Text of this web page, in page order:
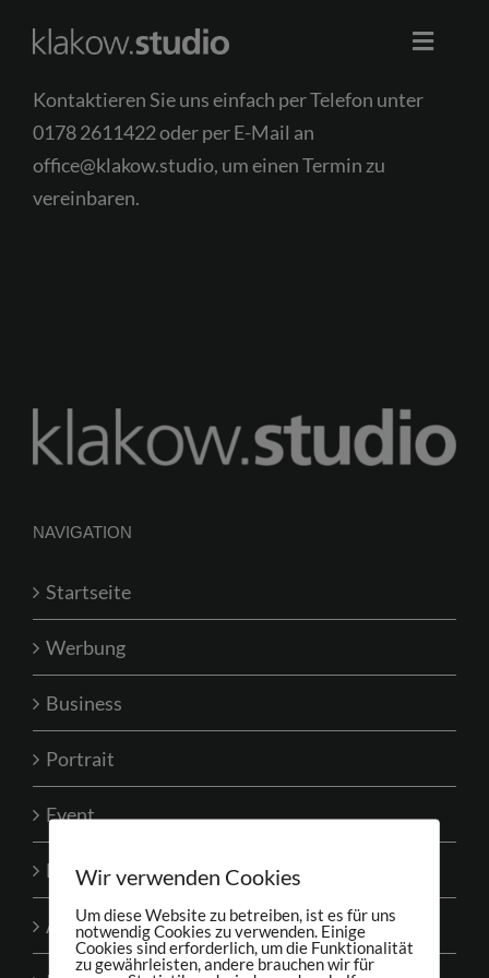
Toggle
Start
Werbung
0178 2611422
Kontaktieren Sie uns einfach per Telefon unter
0178 2611422 oder per E-Mail an
office@klakow.studio, um einen Termin zu
vereinbaren.
NAVIGATION
Startseite
Werbung
Business
Portrait
Event
Bewertungen
AGBs
Wir verwenden Cookies
Um diese Website zu betreiben, ist es für uns
notwendig Cookies zu verwenden. Einige
Cookies sind erforderlich, um die Funktionalität
zu gewährleisten, andere brauchen wir für